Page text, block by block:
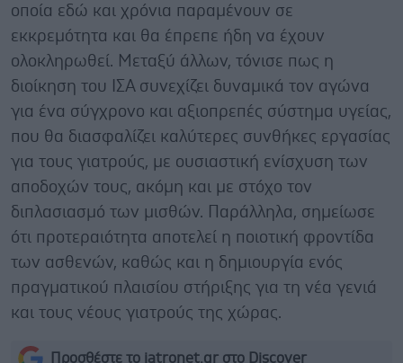
οποία εδώ και χρόνια παραμένουν σε
εκκρεμότητα και θα έπρεπε ήδη να έχουν
ολοκληρωθεί. Μεταξύ άλλων, τόνισε πως η
διοίκηση του ΙΣΑ συνεχίζει δυναμικά τον αγώνα
για ένα σύγχρονο και αξιοπρεπές σύστημα υγείας,
που θα διασφαλίζει καλύτερες συνθήκες εργασίας
για τους γιατρούς, με ουσιαστική ενίσχυση των
αποδοχών τους, ακόμη και με στόχο τον
διπλασιασμό των μισθών. Παράλληλα, σημείωσε
ότι προτεραιότητα αποτελεί η ποιοτική φροντίδα
των ασθενών, καθώς και η δημιουργία ενός
πραγματικού πλαισίου στήριξης για τη νέα γενιά
και τους νέους γιατρούς της χώρας.
Προσθέστε το iatronet.gr στο Discover